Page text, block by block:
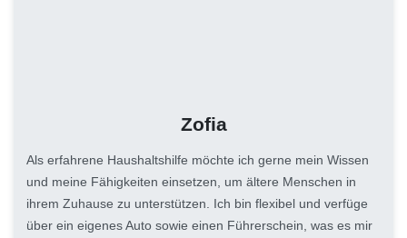
Zofia
Als erfahrene Haushaltshilfe möchte ich gerne mein Wissen
und meine Fähigkeiten einsetzen, um ältere Menschen in
ihrem Zuhause zu unterstützen. Ich bin flexibel und verfüge
über ein eigenes Auto sowie einen Führerschein, was es mir